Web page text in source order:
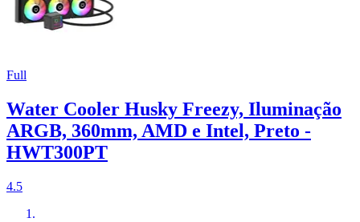
Full
Water Cooler Husky Freezy, Iluminação
ARGB, 360mm, AMD e Intel, Preto -
HWT300PT
4.5